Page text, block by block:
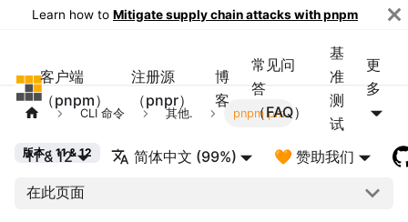
Learn how to Mitigate supply chain attacks with pnpm
pnpm
客户端
（pnpm）
注册源
（pnpr）
博
客
常见问
答
（FAQ）
基
准
测
试
更
多
11 & 12 简体中文 (99%) 🧡 赞助我们
CLI 命令 其他. pnpm pm
版本：11 & 12
在此页面